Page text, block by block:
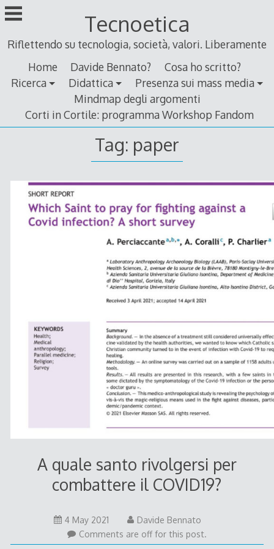
Skip
to
Tecnoetica
Riflettendo su tecnologia, società, valori. Liberamente
Home
Davide Bennato?
Cosa ho scritto?
Ricerca
Didattica
Presenza sui mass media
Mindmap degli argomenti
Corti in Cortile: programma Workshop Fandom
Tag: paper
A quale santo rivolgersi per
combattere il COVID19?
4 May 2021
May
Davide Bennato
Comments are off for this post.